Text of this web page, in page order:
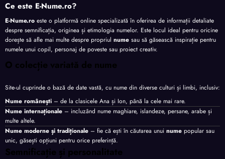
Ce este E-Nume.ro?
E-Nume.ro este o platformă online specializată în oferirea de informații detaliate
despre semnificația, originea și etimologia numelor. Este locul ideal pentru oricine
dorește să afle mai multe despre propriul nume sau să găsească inspirație pentru
numele unui copil, personaj de poveste sau proiect creativ.
O colecție variată de nume
Site-ul cuprinde o bază de date vastă, cu nume din diverse culturi și limbi, inclusiv:
Nume românești – de la clasicele Ana și Ion, până la cele mai rare.
Nume internaționale – incluzând nume maghiare, islandeze, persane, arabe și
multe altele.
Nume moderne și tradiționale – fie că ești în căutarea unui nume popular sau
unic, găsești opțiuni pentru orice preferință.
Semnificație și personalitate